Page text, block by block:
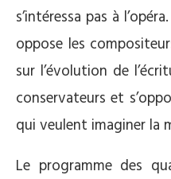
s’intéressa pas à
oppose les
sur l’évolution de
conservateurs et
qui veulent imaginer la
Le programme des